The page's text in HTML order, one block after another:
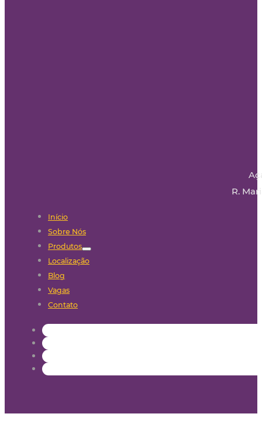
R.
Início
Sobre Nós
Produtos
Localização
Blog
Vagas
Contato